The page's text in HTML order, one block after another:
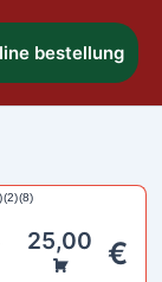
bestellung
2 8
25,00 €